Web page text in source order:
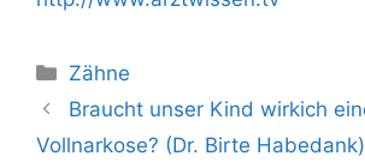
Kategorien
Zähne
Braucht unser Kind wirkich
Vollnarkose? (Dr. Birte Habedank)